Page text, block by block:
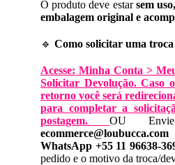
O produto deve estarsem
embalagem original e
🔹 Como solicitar uma troca
Acesse: Minha Conta >
Solicitar Devolução. Caso
retorno você será
para completar a
postagem.OU
ecommerce@loubucca.com
WhatsApp +55 11 96638-
pedido e o motivo da troca/